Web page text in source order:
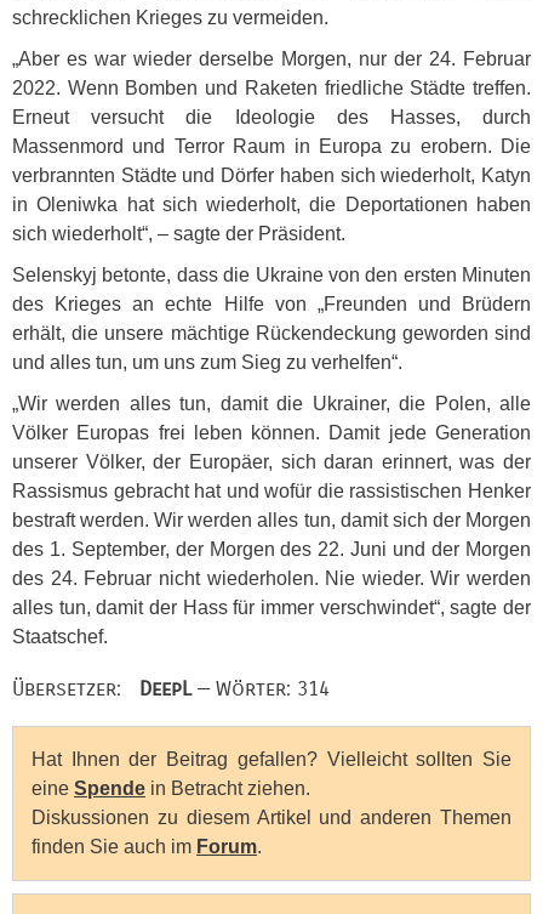
schrecklichen Krieges zu vermeiden.
„Aber es war wieder derselbe Morgen, nur der 24. Februar
2022. Wenn Bomben und Raketen friedliche Städte treffen.
Erneut versucht die Ideologie des Hasses, durch
Massenmord und Terror Raum in Europa zu erobern. Die
verbrannten Städte und Dörfer haben sich wiederholt, Katyn
in Oleniwka hat sich wiederholt, die Deportationen haben
sich wiederholt“, – sagte der Präsident.
Selenskyj betonte, dass die Ukraine von den ersten Minuten
des Krieges an echte Hilfe von „Freunden und Brüdern
erhält, die unsere mächtige Rückendeckung geworden sind
und alles tun, um uns zum Sieg zu verhelfen“.
„Wir werden alles tun, damit die Ukrainer, die Polen, alle
Völker Europas frei leben können. Damit jede Generation
unserer Völker, der Europäer, sich daran erinnert, was der
Rassismus gebracht hat und wofür die rassistischen Henker
bestraft werden. Wir werden alles tun, damit sich der Morgen
des 1. September, der Morgen des 22. Juni und der Morgen
des 24. Februar nicht wiederholen. Nie wieder. Wir werden
alles tun, damit der Hass für immer verschwindet“, sagte der
Staatschef.
Übersetzer: DeepL— Wörter: 314
Hat Ihnen der Beitrag gefallen? Vielleicht sollten Sie
eine Spende in Betracht ziehen.
Diskussionen zu diesem Artikel und anderen Themen
finden Sie auch im Forum.